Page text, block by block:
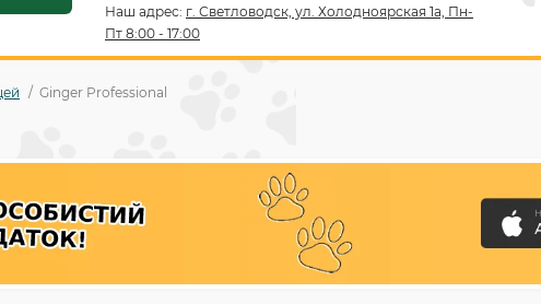
Наш адрес: г. Светловодск, ул. Холодноярская 1а, Пн-
Пт 8:00 - 17:00
Ginger Professional